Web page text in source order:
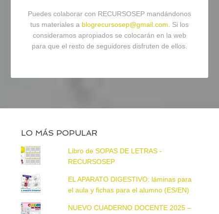
Puedes colaborar con RECURSOSEP mandándonos
tus materiales a blogrecursosep@gmail.com . Si los
consideramos apropiados se colocarán en la web
para que el resto de seguidores disfruten de ellos.
LO MÁS POPULAR
Libro de SOPAS DE LETRAS -
RECURSOSEP
EL APARATO DIGESTIVO: láminas para
el aula y fichas para el alumno (ES/EN)
NUEVO CUADERNO DOCENTE 2025 –